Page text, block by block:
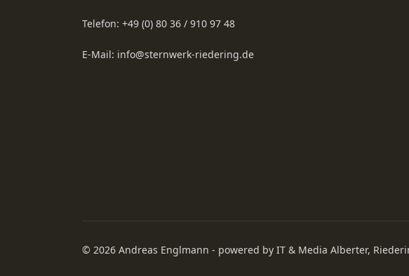
Telefon: +49 (0) 80 36 / 910 97 48
E-Mail: info@sternwerk-riedering.de
© 2026 Andreas Englmann - powered by IT & Media Alberter,